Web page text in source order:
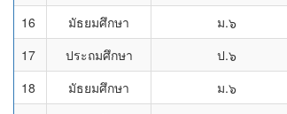
16
มัธยมศึกษา ม.๖
17
ประถมศึกษา ป.๖
18
มัธยมศึกษา ม.๖